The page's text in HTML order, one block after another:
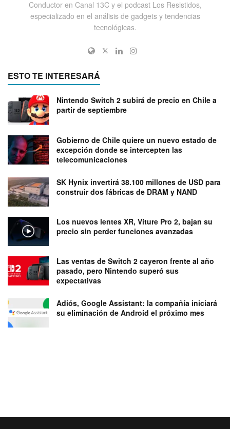
Conductor en Canal 13C y el podcast Los Resistidos,
especializado en el análisis de gadgets y tendencias
tecnológicas.
ESTO TE INTERESARÁ
Nintendo Switch 2 subirá de precio en Chile a
partir de septiembre
Gobierno de Chile quiere un nuevo estado de
excepción donde se intercepten las
telecomunicaciones
SK Hynix invertirá 38.100 millones de USD para
construir dos fábricas de DRAM y NAND
Los nuevos lentes XR, Viture Pro 2, bajan su
precio sin perder funciones avanzadas
Las ventas de Switch 2 cayeron frente al año
pasado, pero Nintendo superó sus
expectativas
Adiós, Google Assistant: la compañía iniciará
su eliminación de Android el próximo mes